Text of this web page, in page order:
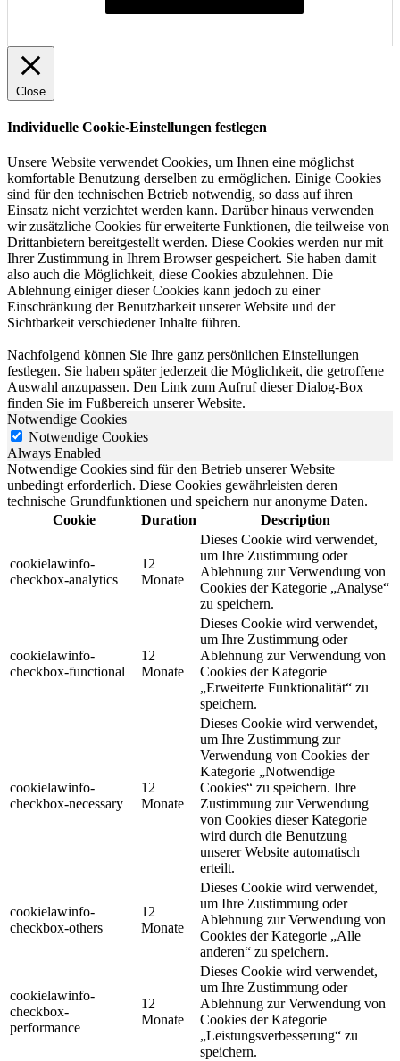
Close
Individuelle Cookie-Einstellungen festlegen
Unsere Website verwendet Cookies, um Ihnen eine möglichst
komfortable Benutzung derselben zu ermöglichen. Einige Cookies
sind für den technischen Betrieb notwendig, so dass auf ihren
Einsatz nicht verzichtet werden kann. Darüber hinaus verwenden
wir zusätzliche Cookies für erweiterte Funktionen, die teilweise von
Drittanbietern bereitgestellt werden. Diese Cookies werden nur mit
Ihrer Zustimmung in Ihrem Browser gespeichert. Sie haben damit
also auch die Möglichkeit, diese Cookies abzulehnen. Die
Ablehnung einiger dieser Cookies kann jedoch zu einer
Einschränkung der Benutzbarkeit unserer Website und der
Sichtbarkeit verschiedener Inhalte führen.
Nachfolgend können Sie Ihre ganz persönlichen Einstellungen
festlegen. Sie haben später jederzeit die Möglichkeit, die getroffene
Auswahl anzupassen. Den Link zum Aufruf dieser Dialog-Box
finden Sie im Fußbereich unserer Website.
Notwendige Cookies
Notwendige Cookies
Always Enabled
Notwendige Cookies sind für den Betrieb unserer Website
unbedingt erforderlich. Diese Cookies gewährleisten deren
technische Grundfunktionen und speichern nur anonyme Daten.
Cookie
Duration Description
cookielawinfo-
checkbox-analytics
12
Monate
Dieses Cookie wird verwendet,
um Ihre Zustimmung oder
Ablehnung zur Verwendung von
Cookies der Kategorie „Analyse“
zu speichern.
cookielawinfo-
checkbox-functional
12
Monate
Dieses Cookie wird verwendet,
um Ihre Zustimmung oder
Ablehnung zur Verwendung von
Cookies der Kategorie
„Erweiterte Funktionalität“ zu
speichern.
cookielawinfo-
checkbox-necessary
12
Monate
Dieses Cookie wird verwendet,
um Ihre Zustimmung zur
Verwendung von Cookies der
Kategorie „Notwendige
Cookies“ zu speichern. Ihre
Zustimmung zur Verwendung
von Cookies dieser Kategorie
wird durch die Benutzung
unserer Website automatisch
erteilt.
cookielawinfo-
checkbox-others
12
Monate
Dieses Cookie wird verwendet,
um Ihre Zustimmung oder
Ablehnung zur Verwendung von
Cookies der Kategorie „Alle
anderen“ zu speichern.
cookielawinfo-
checkbox-
performance
12
Monate
Dieses Cookie wird verwendet,
um Ihre Zustimmung oder
Ablehnung zur Verwendung von
Cookies der Kategorie
„Leistungsverbesserung“ zu
speichern.